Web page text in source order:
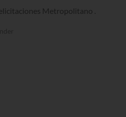
Metropolitano .